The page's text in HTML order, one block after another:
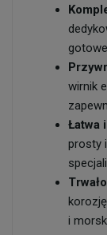
wirnik
Łatwa
prosty
i